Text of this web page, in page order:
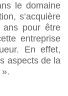
le domaine
s’acquière
pour être
entreprise
En effet,
aspects de la
».